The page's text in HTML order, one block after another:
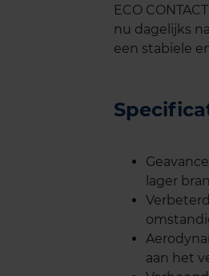
ECO
nu dagelijks
een stabiele
lager
aan het